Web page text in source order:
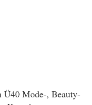
Ü40 Mode-, Beauty-